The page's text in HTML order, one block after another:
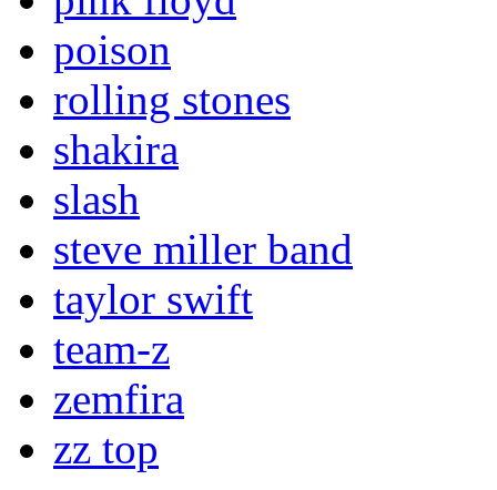
poison
rolling stones
shakira
slash
steve miller band
taylor swift
team-z
zemfira
zz top